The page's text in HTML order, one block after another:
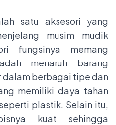
satu aksesori yang
musim mudik
fungsinya memang
menaruh barang
dalam berbagai tipe dan
memiliki daya tahan
plastik. Selain itu,
kuat sehingga